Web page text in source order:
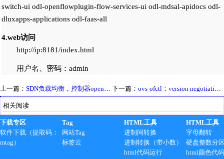
switch-ui odl-openflowplugin-flow-services-ui odl-mdsal-apidocs odl-
dluxapps-applications odl-faas-all
4.web访问
http://ip:8181/index.html
用户名、密码：admin
上一篇： SDN负载均衡，控制器opendaylight 下一篇： ovs-ofctl：version negotiation failed (we support version 0x0
相关阅读
下载专区
软件下载（提取码：
mtag）
Tag
网站Tag
标签云
HTML工具
进制间转换
进制转换（带小数）
html代码运行
HTML工具
字母翻转
硬盘整数分
html颜色代码